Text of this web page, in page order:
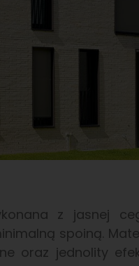
z jasnej
spoiną.
oraz jednolity